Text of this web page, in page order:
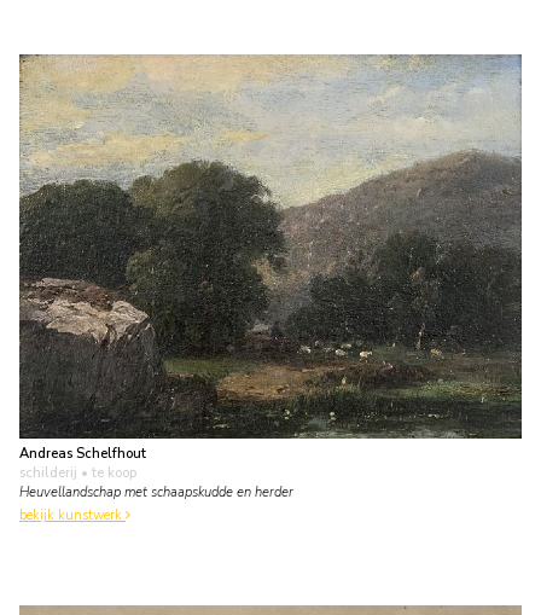
Andreas Schelfhout
schilderij • te koop
Heuvellandschap met schaapskudde en herder
bekijk kunstwerk